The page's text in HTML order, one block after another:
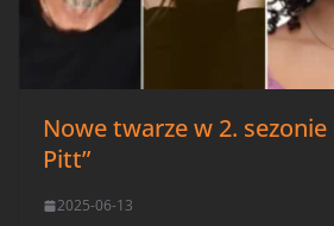
Nowe twarze w 2. sezonie
Pitt”
2025-06-13